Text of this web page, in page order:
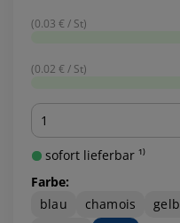
(0.03 € / St)
(0.02 € / St)
Menge
sofort lieferbar ¹⁾
Farbe:
blau
chamois gelb